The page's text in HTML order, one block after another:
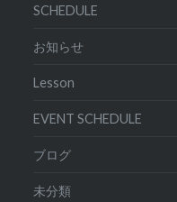
SCHEDULE
お知らせ
Lesson
EVENT SCHEDULE
ブログ
未分類